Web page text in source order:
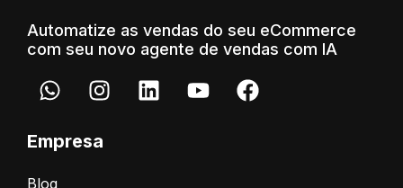
Automatize as vendas do seu eCommerce
com seu novo agente de vendas com IA
Empresa
Blog